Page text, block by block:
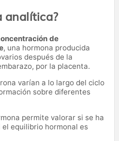
analítica?
de
, una hormona producida
después de la
por la placenta.
varían a lo largo del ciclo
sobre diferentes
permite valorar si se ha
equilibrio hormonal es